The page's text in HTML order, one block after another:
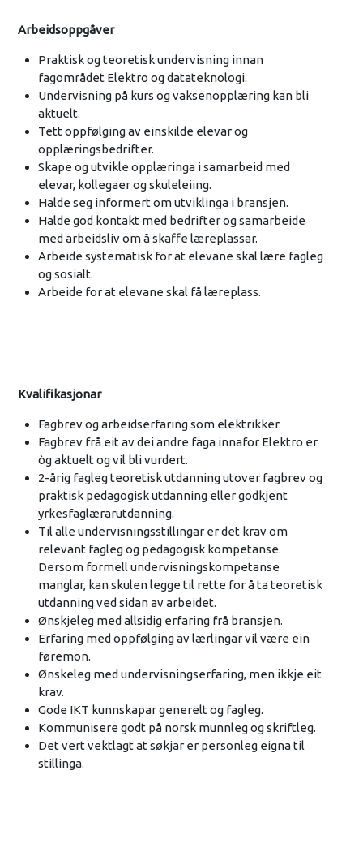
Arbeidsoppgåver
Praktisk og teoretisk undervisning innan
fagområdet Elektro og datateknologi.
Undervisning på kurs og vaksenopplæring kan bli
aktuelt.
Tett oppfølging av einskilde elevar og
opplæringsbedrifter.
Skape og utvikle opplæringa i samarbeid med
elevar, kollegaer og skuleleiing.
Halde seg informert om utviklinga i bransjen.
Halde god kontakt med bedrifter og samarbeide
med arbeidsliv om å skaffe læreplassar.
Arbeide systematisk for at elevane skal lære fagleg
og sosialt.
Arbeide for at elevane skal få læreplass.
Kvalifikasjonar
Fagbrev og arbeidserfaring som elektrikker.
Fagbrev frå eit av dei andre faga innafor Elektro er
òg aktuelt og vil bli vurdert.
2-årig fagleg teoretisk utdanning utover fagbrev og
praktisk pedagogisk utdanning eller godkjent
yrkesfaglærarutdanning.
Til alle undervisningsstillingar er det krav om
relevant fagleg og pedagogisk kompetanse.
Dersom formell undervisningskompetanse
manglar, kan skulen legge til rette for å ta teoretisk
utdanning ved sidan av arbeidet.
Ønskjeleg med allsidig erfaring frå bransjen.
Erfaring med oppfølging av lærlingar vil være ein
føremon.
Ønskeleg med undervisningserfaring, men ikkje eit
krav.
Gode IKT kunnskapar generelt og fagleg.
Kommunisere godt på norsk munnleg og skriftleg.
Det vert vektlagt at søkjar er personleg eigna til
stillinga.